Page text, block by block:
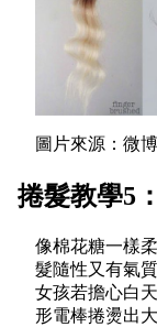
圖片來源：微
捲髮教學5
像棉花糖一樣
髮隨性又有氣
女孩若擔心白
形電棒捲燙出